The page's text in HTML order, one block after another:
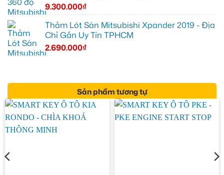
9.300.000₫
Thảm Lót Sàn Mitsubishi Xpander 2019 - Địa
Chỉ Gắn Uy Tín TPHCM
2.690.000₫
Sản phẩm tương tự